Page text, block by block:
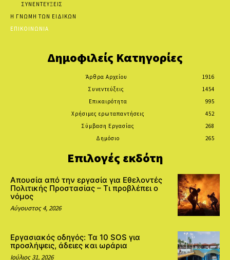
ΣΥΝΕΝΤΕΥΞΕΙΣ
Η ΓΝΩΜΗ ΤΩΝ ΕΙΔΙΚΩΝ
ΕΠΙΚΟΙΝΩΝΙΑ
Δημοφιλείς Κατηγορίες
Άρθρα Αρχείου
1916
Συνεντεύξεις
1454
Επικαιρότητα
995
Χρήσιμες ερωταπαντήσεις
452
Σύμβαση Εργασίας
268
Δημόσιο
265
Επιλογές εκδότη
Απουσία από την εργασία για Εθελοντές
Πολιτικής Προστασίας – Τι προβλέπει ο
νόμος
Αύγουστος 4, 2026
Εργασιακός οδηγός: Τα 10 SOS για
προσλήψεις, άδειες και ωράρια
Ιούλιος 31, 2026